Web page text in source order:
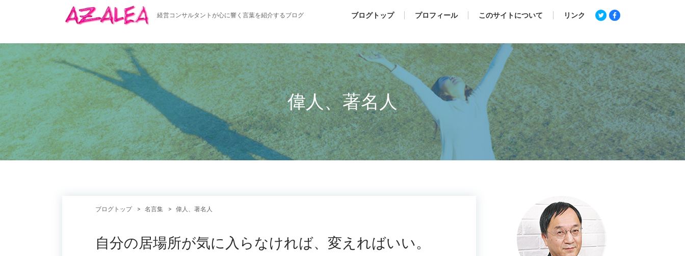
経営コンサルタントが心に響く言葉を紹介するブログ ブログトップ プロフィール このサイトについて リンク
偉人、著名人
ブログトップ 名言集 偉人、著名人
自分の居場所が気に入らなければ、変えればいい。